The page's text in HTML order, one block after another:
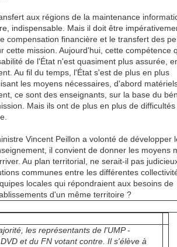
aux régions de la maintenance
indispensable. Mais il doit être
compensation financière et le transfert des
cette mission. Aujourd'hui, cette compétence
de l'État n'est quasiment plus assurée,
Au fil du temps, l'État s'est de plus en plus
les moyens nécessaires, d'abord
ce sont des enseignants, sur la base du
Mais ils ont de plus en plus de
Vincent Peillon a volonté de développer
il convient de donner les moyens
Au plan territorial, ne serait-il pas
communes entre les différentes
locales qui répondraient aux besoins de
d'un même territoire ?
les représentants de l'UMP -
et du FN votant contre. Il s'élève à